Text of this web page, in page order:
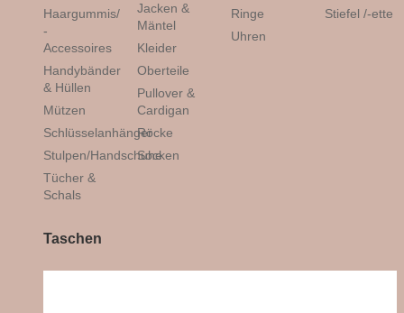
Haargummis/
-
Accessoires
Handybänder
& Hüllen
Mützen
Schlüsselanhänger
Stulpen/Handschuhe
Tücher &
Schals
Jacken &
Mäntel
Kleider
Oberteile
Pullover &
Cardigan
Röcke
Socken
Ringe
Uhren
Stiefel /-ette
Taschen